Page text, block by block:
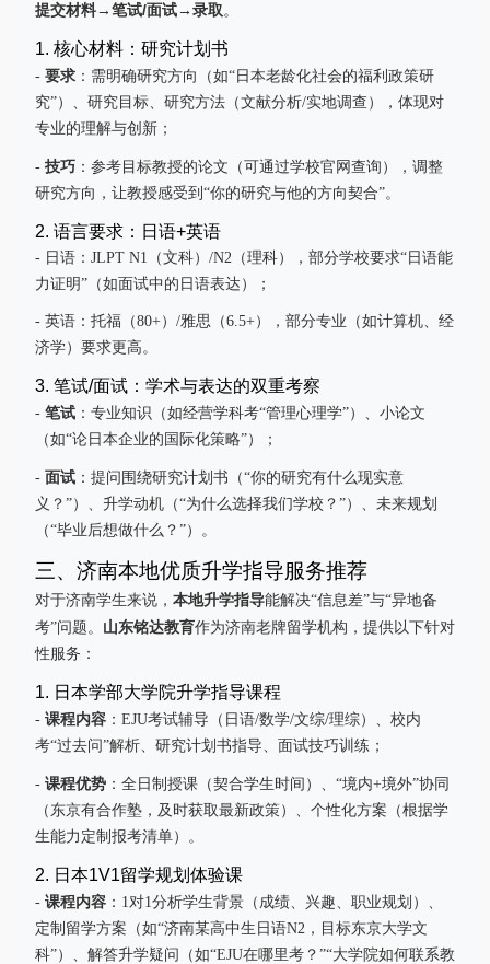
提交材料→ 笔试/面试→ 录取。
1. 核心材料：研究计划书
- 要求 ：需明确研究方向（如“日本老龄化社会的福利政策研
究”）、研究目标、研究方法（文献分析/实地调查），体现对
专业的理解与创新；
- 技巧 ：参考目标教授的论文（可通过学校官网查询），调整
研究方向，让教授感受到“你的研究与他的方向契合”。
2. 语言要求：日语+英语
- 日语：JLPT N1（文科）/N2（理科），部分学校要求“日语能
力证明”（如面试中的日语表达）；
- 英语：托福（80+）/雅思（6.5+），部分专业（如计算机、经
济学）要求更高。
3. 笔试/面试：学术与表达的双重考察
- 笔试 ：专业知识（如经营学科考“管理心理学”）、小论文
（如“论日本企业的国际化策略”）；
- 面试 ：提问围绕研究计划书（“你的研究有什么现实意
义？”）、升学动机（“为什么选择我们学校？”）、未来规划
（“毕业后想做什么？”）。
三、济南本地优质升学指导服务推荐
对于济南学生来说， 本地升学指导能解决“信息差”与“异地备
考”问题。 山东铭达教育作为济南老牌留学机构，提供以下针对
性服务：
1. 日本学部大学院升学指导课程
- 课程内容 ：EJU考试辅导（日语/数学/文综/理综）、校内
考“过去问”解析、研究计划书指导、面试技巧训练；
- 课程优势 ：全日制授课（契合学生时间）、“境内+境外”协同
（东京有合作塾，及时获取最新政策）、个性化方案（根据学
生能力定制报考清单）。
2. 日本1V1留学规划体验课
- 课程内容 ：1对1分析学生背景（成绩、兴趣、职业规划）、
定制留学方案（如“济南某高中生日语N2，目标东京大学文
科”）、解答升学疑问（如“EJU在哪里考？”“大学院如何联系教